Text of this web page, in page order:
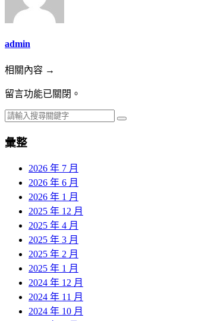
admin
相關內容 →
留言功能已關閉。
彙整
2026 年 7 月
2026 年 6 月
2026 年 1 月
2025 年 12 月
2025 年 4 月
2025 年 3 月
2025 年 2 月
2025 年 1 月
2024 年 12 月
2024 年 11 月
2024 年 10 月